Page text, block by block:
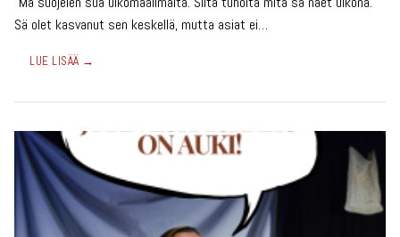
Sä olet kasvanut sen keskellä, mutta asiat ei…
LUE LISÄÄ →